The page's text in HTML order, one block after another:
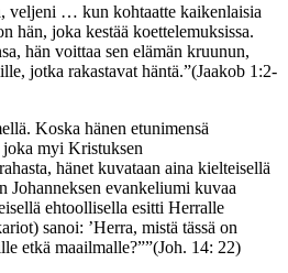
veljeni … kun kohtaatte kaikenlaisia
hän, joka kestää koettelemuksissa.
hän voittaa sen elämän kruunun,
jotka rakastavat häntä.”(Jaakob 1:2-
Koska hänen etunimensä
joka myi Kristuksen
hänet kuvataan aina kielteisellä
evankeliumi kuvaa
ehtoollisella esitti Herralle
sanoi: ’Herra, mistä tässä on
etkä maailmalle?””(Joh. 14: 22)